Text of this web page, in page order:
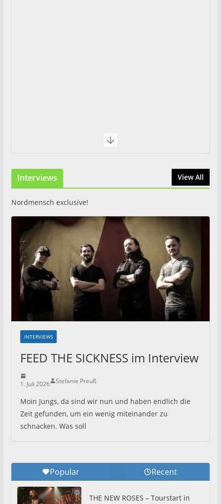
Interviews View All
Nordmensch exclusive!
INTERVIEWS
FEED THE SICKNESS im Interview
1. Juli 2026 Stefanie Preuß
Moin Jungs, da sind wir nun und haben endlich die
Zeit gefunden, um ein wenig miteinander zu
schnacken. Was soll
Popular Recent
THE NEW ROSES – Tourstart in